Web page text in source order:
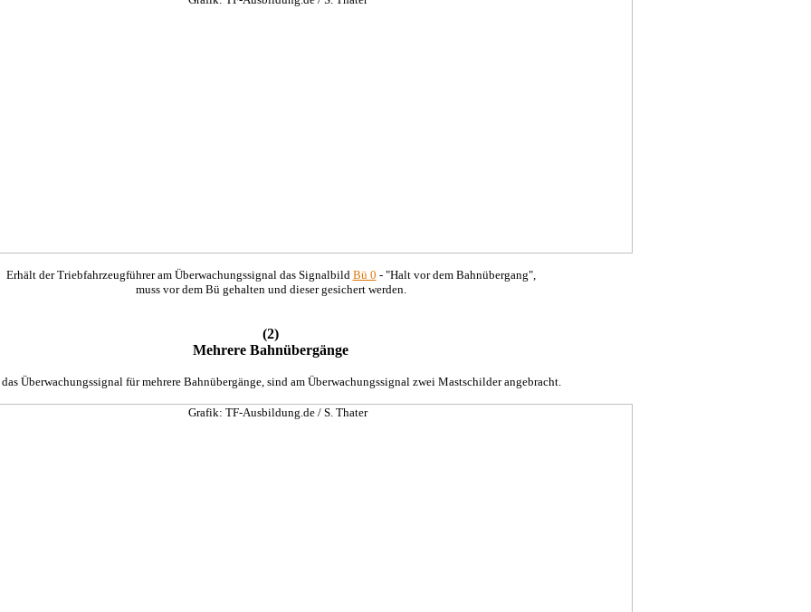
Erhält der Triebfahrzeugführer am Überwachungssignal das Signalbild Bü 0 - "Halt vor dem Bahnübergang",
muss vor dem Bü gehalten und dieser gesichert werden.
(2)
Mehrere Bahnübergänge
Überwachungssignal für mehrere Bahnübergänge, sind am Überwachungssignal zwei Mastschilder angebracht.